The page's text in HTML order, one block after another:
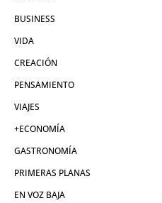
BUSINESS
VIDA
CREACIÓN
PENSAMIENTO
VIAJES
+ECONOMÍA
GASTRONOMÍA
PRIMERAS PLANAS
EN VOZ BAJA